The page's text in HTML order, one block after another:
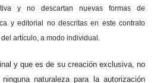
y no descartan nuevas formas de
y editorial no descritas en este contrato
artículo, a modo individual.
y que es de su creación exclusiva, no
naturaleza para la autorización